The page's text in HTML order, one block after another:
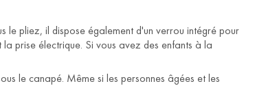
le pliez, il dispose également d'un verrou intégré pour
prise électrique. Si vous avez des enfants à la
le canapé. Même si les personnes âgées et les